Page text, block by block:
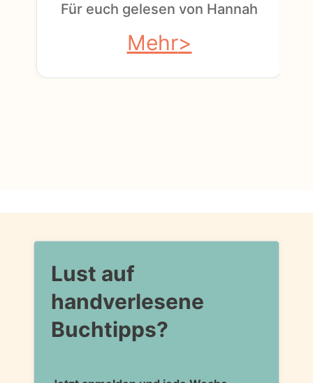
Für euch gelesen von Hannah
Mehr
Lust auf
handverlesene
Buchtipps?